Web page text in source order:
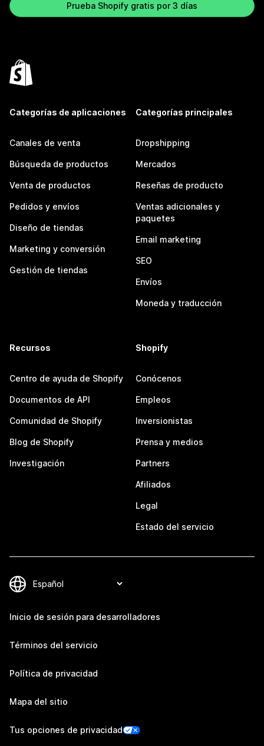
Prueba Shopify gratis por 3 días
Categorías de aplicaciones
Canales de venta
Búsqueda de productos
Venta de productos
Pedidos y envíos
Diseño de tiendas
Marketing y conversión
Gestión de tiendas
Categorías principales
Dropshipping
Mercados
Reseñas de producto
Ventas adicionales y
paquetes
Email marketing
SEO
Envíos
Moneda y traducción
Recursos
Centro de ayuda de Shopify
Documentos de API
Comunidad de Shopify
Blog de Shopify
Investigación
Shopify
Conócenos
Empleos
Inversionistas
Prensa y medios
Partners
Afiliados
Legal
Estado del servicio
Inicio de sesión para desarrolladores
Términos del servicio
Política de privacidad
Mapa del sitio
Tus opciones de privacidad